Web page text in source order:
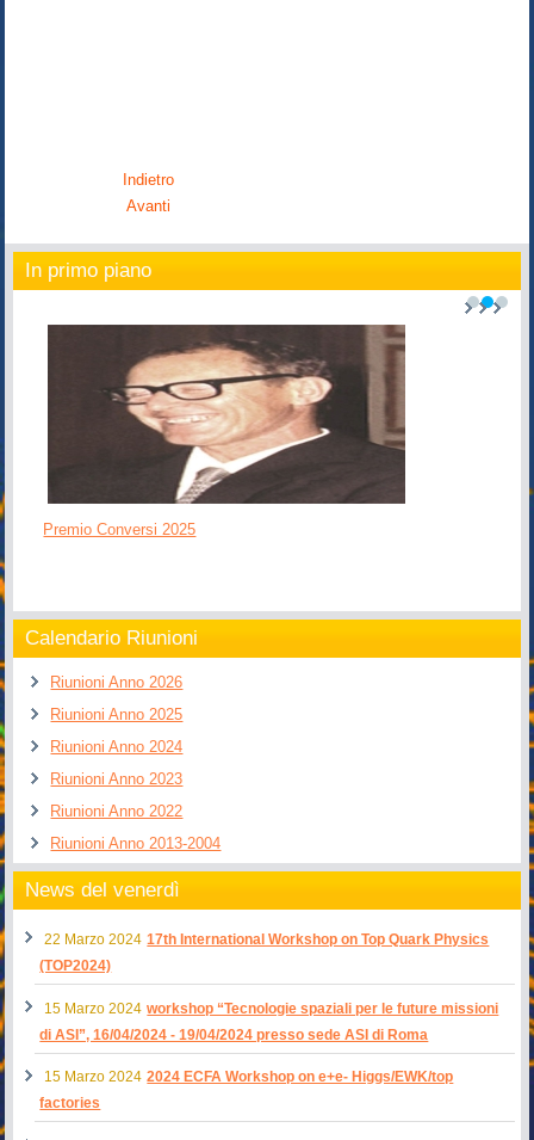
Indietro
Avanti
In primo piano
Premio Conversi 2025
Calendario Riunioni
Riunioni Anno 2026
Riunioni Anno 2025
Riunioni Anno 2024
Riunioni Anno 2023
Riunioni Anno 2022
Riunioni Anno 2013-2004
News del venerdì
22 Marzo 2024 17th International Workshop on Top Quark Physics
(TOP2024)
15 Marzo 2024 workshop “Tecnologie spaziali per le future missioni
di ASI”, 16/04/2024 - 19/04/2024 presso sede ASI di Roma
15 Marzo 2024 2024 ECFA Workshop on e+e- Higgs/EWK/top
factories